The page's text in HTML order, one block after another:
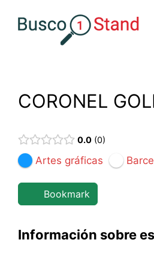
CORONEL
0.0 0
Artes gráficas
Bookmark
Información sobre